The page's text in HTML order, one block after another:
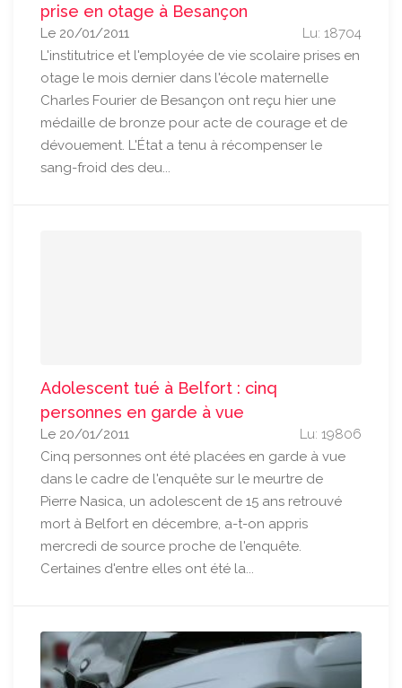
prise en otage à Besançon
Lu: 18704
Le 20/01/2011
L'institutrice et l'employée de vie scolaire prises en
otage le mois dernier dans l'école maternelle
Charles Fourier de Besançon ont reçu hier une
médaille de bronze pour acte de courage et de
dévouement. L'État a tenu à récompenser le
sang-froid des deu...
Adolescent tué à Belfort : cinq
personnes en garde à vue
Lu: 19806
Le 20/01/2011
Cinq personnes ont été placées en garde à vue
dans le cadre de l'enquête sur le meurtre de
Pierre Nasica, un adolescent de 15 ans retrouvé
mort à Belfort en décembre, a-t-on appris
mercredi de source proche de l'enquête.
Certaines d'entre elles ont été la...